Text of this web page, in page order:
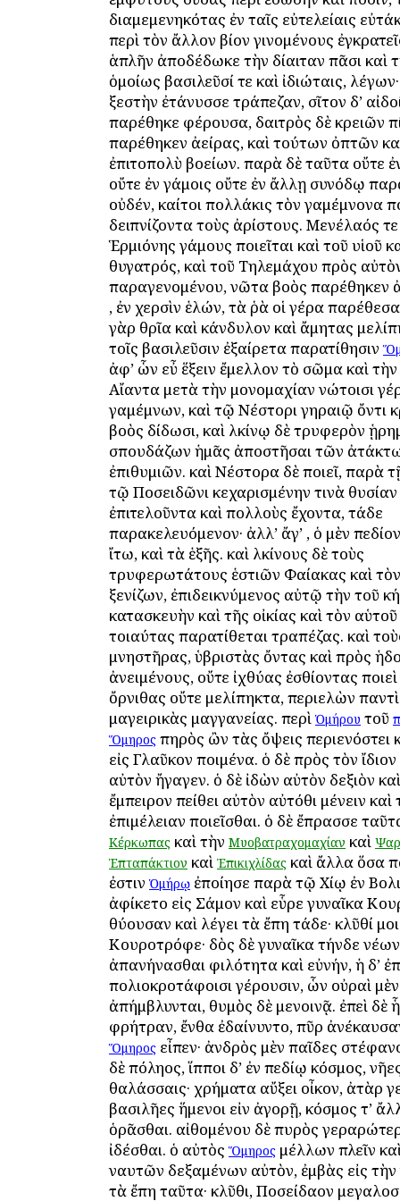
διαμεμενηκότας ἐν ταῖς εὐτελείαις
περὶ τὸν ἄλλον βίον γινομένους
ἁπλῆν ἀποδέδωκε τὴν δίαιταν πᾶσι καὶ
ὁμοίως βασιλεῦσί τε καὶ ἰδιώταις,
ξεστὴν ἐτάνυσσε τράπεζαν, σῖτον δ’
παρέθηκε φέρουσα, δαιτρὸς δὲ κρειῶν
παρέθηκεν ἀείρας, καὶ τούτων ὀπτῶν
ἐπιτοπολὺ βοείων. παρὰ δὲ ταῦτα οὔτε
οὔτε ἐν γάμοις οὔτε ἐν ἄλλῃ συνόδῳ
οὐδέν, καίτοι πολλάκις τὸν Ἀγαμέμνονα
δειπνίζοντα τοὺς ἀρίστους. Μενέλαός
Ἑρμιόνης γάμους ποιεῖται καὶ τοῦ υἱοῦ
θυγατρός, καὶ τοῦ Τηλεμάχου πρὸς
παραγενομένου, νῶτα βοὸς παρέθηκεν
, ἐν χερσὶν ἑλών, τὰ ῥὰ οἱ γέρα
γὰρ θρῖα καὶ κάνδυλον καὶ ἄμητας
τοῖς βασιλεῦσιν ἐξαίρετα παρατίθησιν
ἀφ’ ὧν εὖ ἕξειν ἔμελλον τὸ σῶμα καὶ
Αἴαντα μετὰ τὴν μονομαχίαν νώτοισι
Ἀγαμέμνων, καὶ τῷ Νέστορι γηραιῷ ὄντι
βοὸς δίδωσι, καὶ Ἀλκίνῳ δὲ τρυφερὸν
σπουδάζων ἡμᾶς ἀποστῆσαι τῶν
ἐπιθυμιῶν. καὶ Νέστορα δὲ ποιεῖ, παρὰ
τῷ Ποσειδῶνι κεχαρισμένην τινὰ θυσίαν
ἐπιτελοῦντα καὶ πολλοὺς ἔχοντα, τάδε
παρακελευόμενον· ἀλλ’ ἄγ’ , ὁ μὲν
ἴτω, καὶ τὰ ἑξῆς. καὶ Ἀλκίνους δὲ τοὺς
τρυφερωτάτους ἑστιῶν Φαίακας καὶ
ξενίζων, ἐπιδεικνύμενος αὐτῷ τὴν τοῦ
κατασκευὴν καὶ τῆς οἰκίας καὶ τὸν αὑτοῦ
τοιαύτας παρατίθεται τραπέζας. καὶ
μνηστῆρας, ὑβριστὰς ὄντας καὶ πρὸς
ἀνειμένους, οὔτε ἰχθύας ἐσθίοντας
ὄρνιθας οὔτε μελίπηκτα, περιελὼν
μαγειρικὰς μαγγανείας. περὶ Ὁμήρου τοῦ
Ὅμηρος πηρὸς ὢν τὰς ὄψεις περιενόστει
εἰς Γλαῦκον ποιμένα. ὁ δὲ πρὸς τὸν
αὐτὸν ἤγαγεν. ὁ δὲ ἰδὼν αὐτὸν δεξιὸν
ἔμπειρον πείθει αὐτὸν αὐτόθι μένειν
ἐπιμέλειαν ποιεῖσθαι. ὁ δὲ ἔπρασσε
Κέρκωπας καὶ τὴν Μυοβατραχομαχίαν καὶ
Ἑπταπάκτιον καὶ Ἐπικιχλίδας καὶ ἄλλα ὅσα
ἐστιν Ὁμήρῳ ἐποίησε παρὰ τῷ Χίῳ ἐν
ἀφίκετο εἰς Σάμον καὶ εὗρε γυναῖκα
θύουσαν καὶ λέγει τὰ ἔπη τάδε· κλῦθί
Κουροτρόφε· δὸς δὲ γυναῖκα τήνδε
ἀπανήνασθαι φιλότητα καὶ εὐνήν, ἡ δ’
πολιοκροτάφοισι γέρουσιν, ὧν οὐραὶ μὲν
ἀπήμβλυνται, θυμὸς δὲ μενοινᾷ. ἐπεὶ δὲ
φρήτραν, ἔνθα ἐδαίνυντο, πῦρ
Ὅμηρος εἶπεν· ἀνδρὸς μὲν παῖδες
δὲ πόληος, ἵπποι δ’ ἐν πεδίῳ κόσμος,
θαλάσσαις· χρήματα αὔξει οἶκον, ἀτὰρ
βασιλῆες ἥμενοι εἰν ἀγορῇ, κόσμος τ’
ὁρᾶσθαι. αἰθομένου δὲ πυρὸς
ἰδέσθαι. ὁ αὐτὸς Ὅμηρος μέλλων πλεῖν
ναυτῶν δεξαμένων αὐτὸν, ἐμβὰς εἰς
τὰ ἔπη ταῦτα· κλῦθι, Ποσείδαον